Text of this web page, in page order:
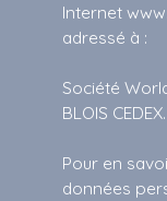
Internet
adressé à :
Société
BLOIS CEDEX.
Pour en
données